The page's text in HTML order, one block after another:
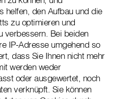
helfen, den Aufbau und die
zu optimieren und
verbessern. Bei beiden
IP-Adresse umgehend so
dass Sie Ihnen nicht mehr
werden weder
oder ausgewertet, noch
verknüpft. Sie können